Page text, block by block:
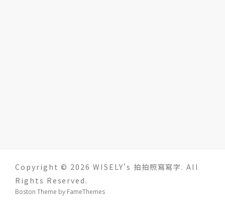
Copyright © 2026 WISELY's 拍拍照寫寫字. All
Rights Reserved.
Boston Theme by FameThemes